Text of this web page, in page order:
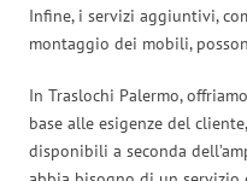
Infine, i servizi aggiuntivi,
montaggio dei mobili,
In Traslochi Palermo,
base alle esigenze del
disponibili a seconda